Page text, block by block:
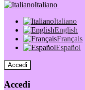
Italiano
Italiano
English
Français
Español
Accedi
Accedi